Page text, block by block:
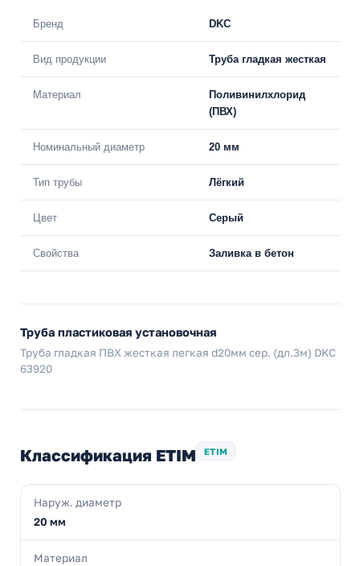
Бренд DKC
Вид продукции Труба гладкая жесткая
Материал
Поливинилхлорид
(ПВХ)
Номинальный диаметр 20 мм
Тип трубы Лёгкий
Цвет Серый
Свойства Заливка в бетон
Труба пластиковая установочная
Труба гладкая ПВХ жесткая легкая d20мм сер. (дл.3м) DKC
63920
Классификация ETIM ETIM
Наруж. диаметр
20 мм
Материал